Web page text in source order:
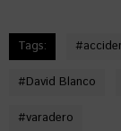
Tags: #
#David Blanco
#varadero